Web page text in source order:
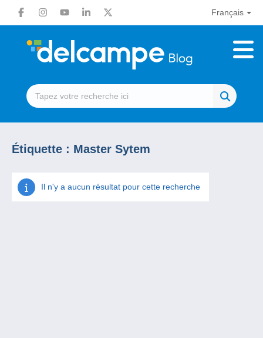
Français
Étiquette : Master Sytem
Il n'y a aucun résultat pour cette recherche